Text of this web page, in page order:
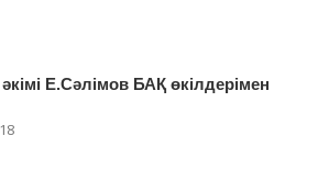
Е.Сәлімов БАҚ өкілдерімен